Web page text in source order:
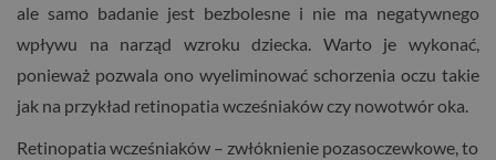
ale samo badanie jest bezbolesne i nie ma negatywnego
wpływu na narząd wzroku dziecka. Warto je wykonać,
ponieważ pozwala ono wyeliminować schorzenia oczu takie
jak na przykład retinopatia wcześniaków czy nowotwór oka.
Retinopatia wcześniaków – zwłóknienie pozasoczewkowe, to